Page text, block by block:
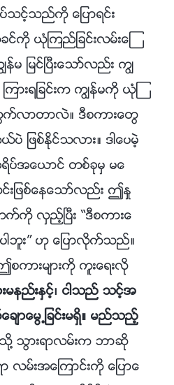
သင့္သည္ကို ေျပာရင္း
ကို ယုံၾကည္ျခင္းလမ္းေၾ
ျမင္ၿပီးေသာ္လည္း ကြၽ
းရျခင္းက ကြၽန္မကို ယုံၾ
ြက္လာတာလဲ။ ဒီစကားေတြ
ျဖစ္ႏိုင္သလား။ ဒါေပမဲ့
ရိပ္အေယာင္ တစ္ခုမွ မေ
းျဖစ္ေနေသာ္လည္း ဤႏႈ
ကို လွည့္ၿပီး “ဒီစကားေ
ါဘူး” ဟု ေျပာလိုက္သည္။
စကားမ်ားကို ကူးေရးလို
မနည္းႏွင့္၊ ငါသည္ သင့္အ
ာေမြ႕ျခင္းမရွိ။ မည္သည့္
႔ သြားရာလမ္းက ဘာဆို
မ္းအေၾကာင္းကို ေျပာေ